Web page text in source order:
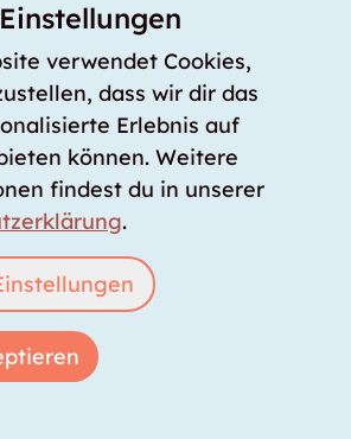
in und um St. Pölten,
sind?
es 11 Standorte, an denen
bezugsbereit oder am
gemietet werden
Lagerräumen handelt es
digital zugängliche Self
oder verifizierte
direkt über die
von storabble gemietet
verwendet Cookies,
dass wir dir das
Erlebnis auf
können. Weitere
findest du in unserer
.